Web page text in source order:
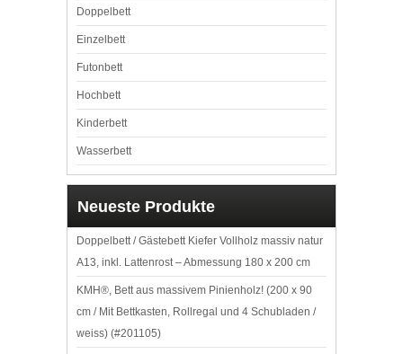
Doppelbett
Einzelbett
Futonbett
Hochbett
Kinderbett
Wasserbett
Neueste Produkte
Doppelbett / Gästebett Kiefer Vollholz massiv natur
A13, inkl. Lattenrost – Abmessung 180 x 200 cm
KMH®, Bett aus massivem Pinienholz! (200 x 90
cm / Mit Bettkasten, Rollregal und 4 Schubladen /
weiss) (#201105)